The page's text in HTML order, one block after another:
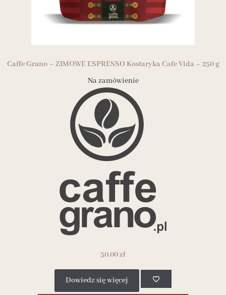
Caffe Grano – ZIMOWE ESPRESSO Kostaryka Cafe Vida – 250 g
Na zamówienie
50.00zł
Dowiedz się więcej